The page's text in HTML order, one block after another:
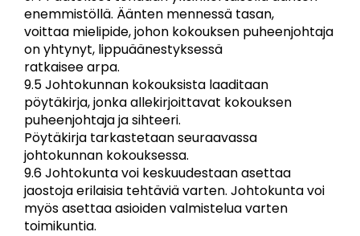
enemmistöllä. Äänten mennessä tasan,
voittaa mielipide, johon kokouksen puheenjohtaja
on yhtynyt, lippuäänestyksessä
ratkaisee arpa.
9.5 Johtokunnan kokouksista laaditaan
pöytäkirja, jonka allekirjoittavat kokouksen
puheenjohtaja ja sihteeri.
Pöytäkirja tarkastetaan seuraavassa
johtokunnan kokouksessa.
9.6 Johtokunta voi keskuudestaan asettaa
jaostoja erilaisia tehtäviä varten. Johtokunta voi
myös asettaa asioiden valmistelua varten
toimikuntia.